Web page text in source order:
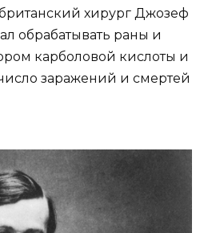
британский хирург Джозеф
обрабатывать раны и
карболовой кислоты и
заражений и смертей